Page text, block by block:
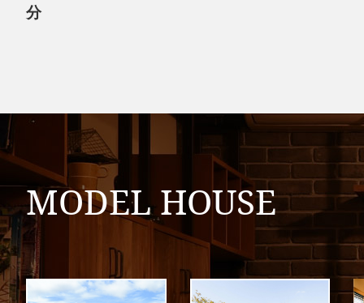
分
MODEL HOUSE